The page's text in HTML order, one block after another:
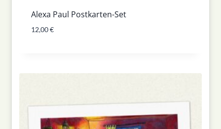
Alexa Paul Postkarten-Set
12,00€